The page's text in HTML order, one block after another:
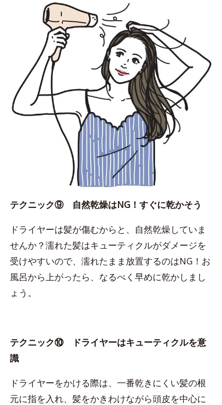
テクニック⑨ 自然乾燥はNG！すぐに乾かそう
ドライヤーは髪が傷むからと、自然乾燥していま
せんか？濡れた髪はキューティクルがダメージを
受けやすいので、濡れたまま放置するのはNG！お
風呂から上がったら、なるべく早めに乾かしまし
ょう。
テクニック⑩ ドライヤーはキューティクルを意
識
ドライヤーをかける際は、一番乾きにくい髪の根
元に指を入れ、髪をかきわけながら頭皮を中心に